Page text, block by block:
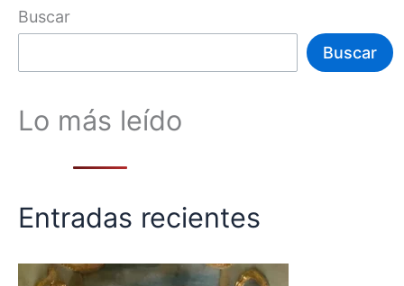
Buscar
Buscar
Lo más leído
Entradas recientes